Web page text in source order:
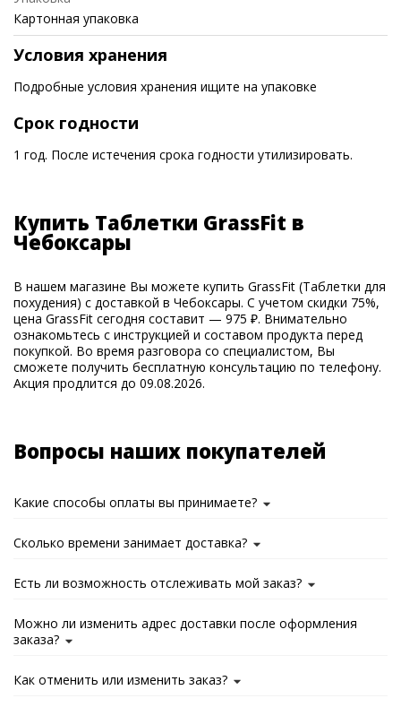
Картонная упаковка
Условия хранения
Подробные условия хранения ищите на упаковке
Срок годности
1 год. После истечения срока годности утилизировать.
Купить Таблетки GrassFit в
Чебоксары
В нашем магазине Вы можете купить GrassFit (Таблетки для
похудения) с доставкой в Чебоксары. С учетом скидки 75%,
цена GrassFit сегодня составит — 975 ₽. Внимательно
ознакомьтесь с инструкцией и составом продукта перед
покупкой. Во время разговора со специалистом, Вы
сможете получить бесплатную консультацию по телефону.
Акция продлится до 09.08.2026.
Вопросы наших покупателей
Какие способы оплаты вы принимаете?
Сколько времени занимает доставка?
Есть ли возможность отслеживать мой заказ?
Можно ли изменить адрес доставки после оформления
заказа?
Как отменить или изменить заказ?